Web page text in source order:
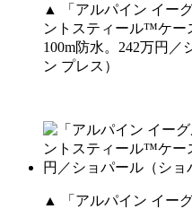
▲ 「アルパイン イー
ントスティール™ケー
100m防水。242万円
ン プレス）
▲ 「アルパイン イー